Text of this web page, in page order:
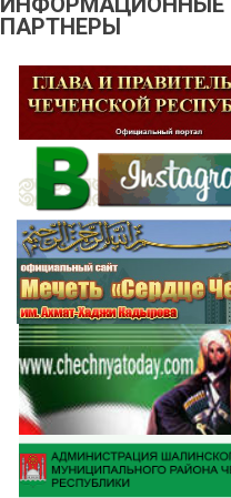
ПАРТНЕРЫ